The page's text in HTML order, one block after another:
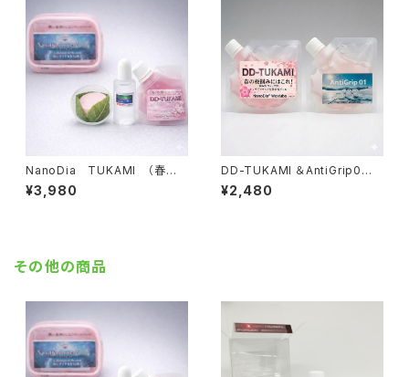
NanoDia TUKAMI （春の
掴まれる雪）【固形生塗+水性ジ
ェル】
¥3,980
DD-TUKAMI ＆AntiGrip0
（補充用）【水性ジェル】
¥2,480
その他の商品